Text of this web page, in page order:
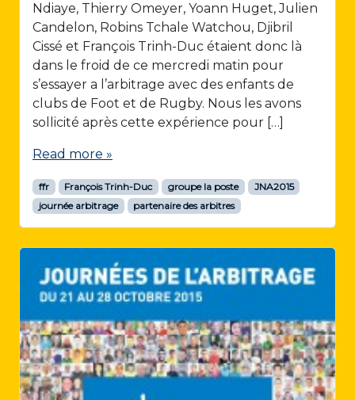
Ndiaye, Thierry Omeyer, Yoann Huget, Julien
Candelon, Robins Tchale Watchou, Djibril
Cissé et François Trinh-Duc étaient donc là
dans le froid de ce mercredi matin pour
s’essayer a l’arbitrage avec des enfants de
clubs de Foot et de Rugby. Nous les avons
sollicité après cette expérience pour […]
Read more »
ffr François Trinh-Duc groupe la poste
JNA2015
journée arbitrage
partenaire des arbitres